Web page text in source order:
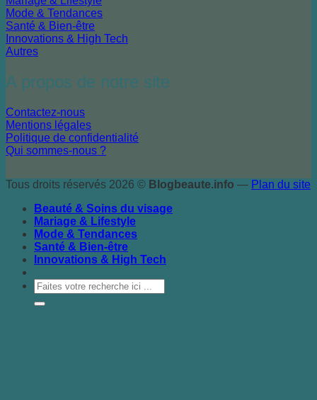
Mode & Tendances
Santé & Bien-être
Innovations & High Tech
Autres
A propos de notre site
Contactez-nous
Mentions légales
Politique de confidentialité
Qui sommes-nous ?
Tous droits réservés 2026 © Blogbeaute.info — Plan du site
Beauté & Soins du visage
Mariage & Lifestyle
Mode & Tendances
Santé & Bien-être
Innovations & High Tech